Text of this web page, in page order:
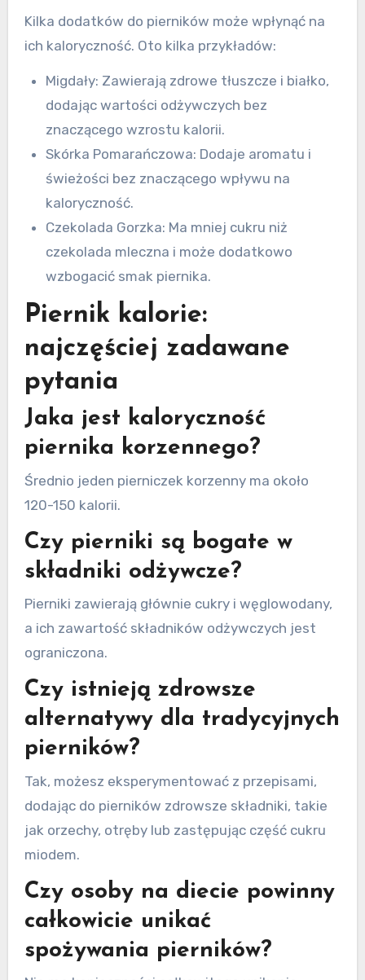
Kilka dodatków do pierników może wpłynąć na
ich kaloryczność. Oto kilka przykładów:
Migdały: Zawierają zdrowe tłuszcze i białko,
dodając wartości odżywczych bez
znaczącego wzrostu kalorii.
Skórka Pomarańczowa: Dodaje aromatu i
świeżości bez znaczącego wpływu na
kaloryczność.
Czekolada Gorzka: Ma mniej cukru niż
czekolada mleczna i może dodatkowo
wzbogacić smak piernika.
Piernik kalorie:
najczęściej zadawane
pytania
Jaka jest kaloryczność
piernika korzennego?
Średnio jeden pierniczek korzenny ma około
120-150 kalorii.
Czy pierniki są bogate w
składniki odżywcze?
Pierniki zawierają głównie cukry i węglowodany,
a ich zawartość składników odżywczych jest
ograniczona.
Czy istnieją zdrowsze
alternatywy dla tradycyjnych
pierników?
Tak, możesz eksperymentować z przepisami,
dodając do pierników zdrowsze składniki, takie
jak orzechy, otręby lub zastępując część cukru
miodem.
Czy osoby na diecie powinny
całkowicie unikać
spożywania pierników?